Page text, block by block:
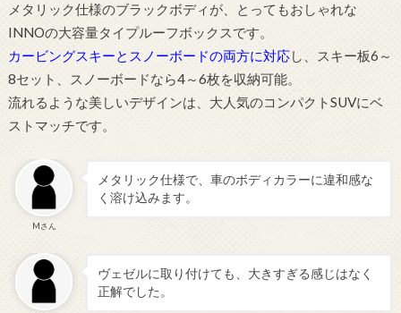
メタリック仕様のブラックボディが、とってもおしゃれな
INNOの大容量タイプルーフボックスです。
カービングスキーとスノーボードの両方に対応し、スキー板6～
8セット、スノーボードなら4～6枚を収納可能。
流れるような美しいデザインは、大人気のコンパクトSUVにベ
ストマッチです。
Mさん
メタリック仕様で、車のボディカラーに違和感な
く溶け込みます。
ヴェゼルに取り付けても、大きすぎる感じはなく
正解でした。